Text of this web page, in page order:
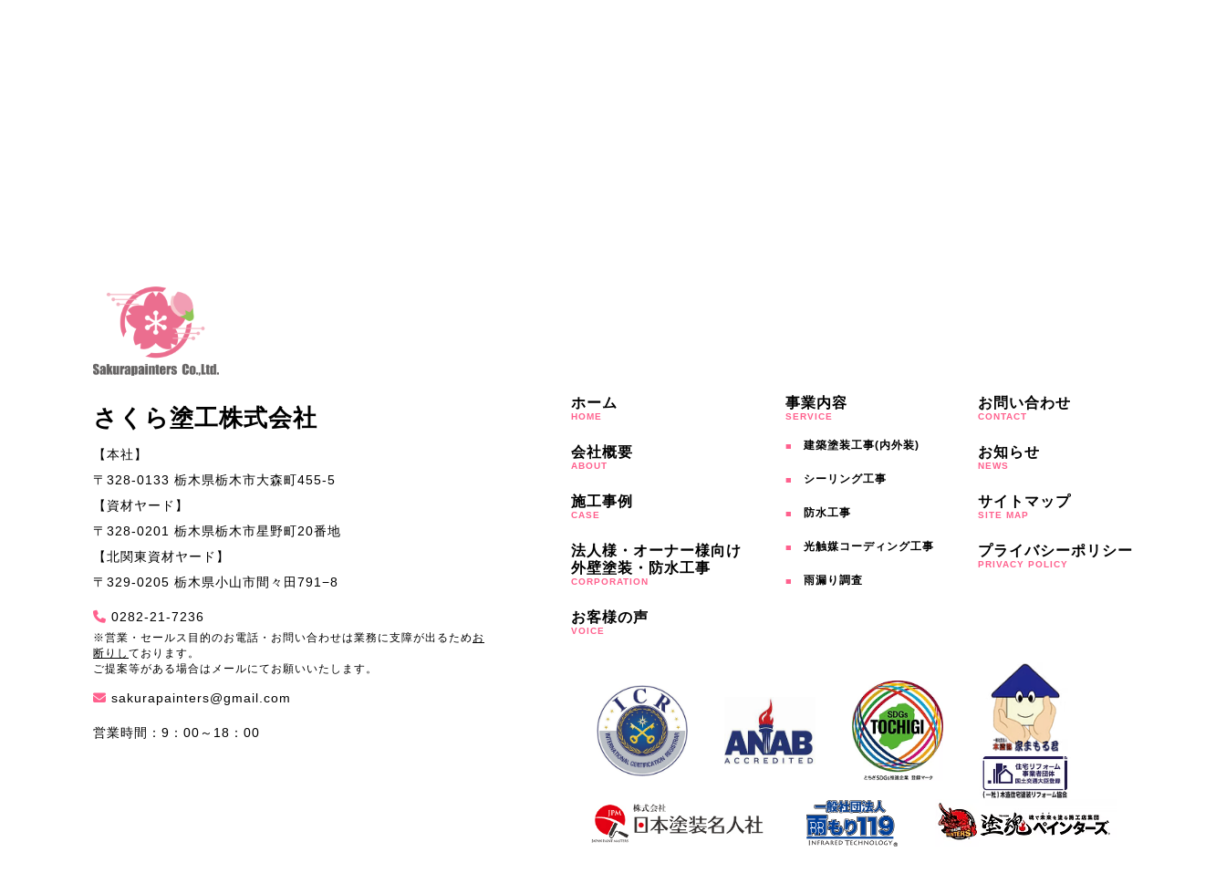
さくら塗工株式会社
【本社】
〒328-0133 栃木県栃木市大森町455-5
【資材ヤード】
〒328-0201 栃木県栃木市星野町20番地
【北関東資材ヤード】
〒329-0205 栃木県小山市間々田791−8
0282-21-7236
※営業・セールス目的のお電話・お問い合わせは業務に支障が出るため お
断りし ております。
ご提案等がある場合はメールにてお願いいたします。
sakurapainters@gmail.com
営業時間：9：00～18：00
ホーム
HOME
会社概要
ABOUT
施工事例
CASE
法人様・オーナー様向け
外壁塗装・防水工事
CORPORATION
お客様の声
VOICE
事業内容
SERVICE
建築塗装工事(内外装)
シーリング工事
防水工事
光触媒コーディング工事
雨漏り調査
お問い合わせ
CONTACT
お知らせ
NEWS
サイトマップ
SITE MAP
プライバシーポリシー
PRIVACY POLICY